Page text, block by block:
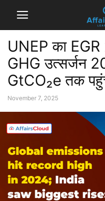
UNEP का
GHG उत्सर्जन
GtCO₂e तक
November 7, 2025